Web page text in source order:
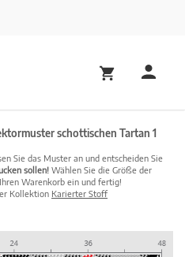
schottischen Tartan 1
Sie das Muster an und entscheiden Sie
sollen! Wählen Sie die Größe der
Warenkorb ein und fertig!
Kollektion Karierter Stoff